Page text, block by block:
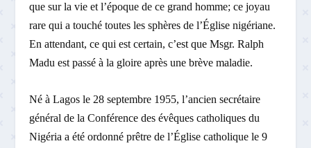
que sur la vie et l’époque de ce grand homme; ce joyau
rare qui a touché toutes les sphères de l’Église nigériane.
En attendant, ce qui est certain, c’est que Msgr. Ralph
Madu est passé à la gloire après une brève maladie.
Né à Lagos le 28 septembre 1955, l’ancien secrétaire
général de la Conférence des évêques catholiques du
Nigéria a été ordonné prêtre de l’Église catholique le 9